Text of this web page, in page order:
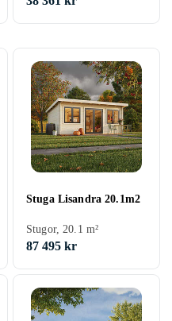
Stuga Lisandra 20.1m2
Stugor, 20.1 m²
87 495 kr